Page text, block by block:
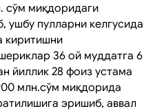
сўм миқдоридаги
ушбу пулларни келгусида
киритишни
36 ой муддатга 6
йиллик 28 фоиз устама
млн.сўм миқдорида
эришиб, аввал